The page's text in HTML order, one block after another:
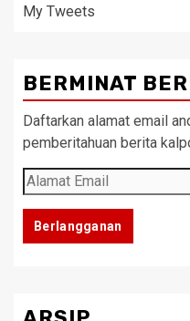
My Tweets
BERMINAT
Daftarkan alamat email
pemberitahuan berita
Alamat
Email
Berlangganan